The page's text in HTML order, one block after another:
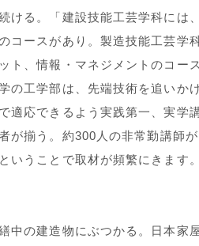
る。「建設技能工芸学科には
コースがあり。製造技能工芸学
ト、情報・マネジメントのコー
工学部は、先端技術を追いか
適応できるよう実践第一、実学
揃う。約300人の非常勤講師
いうことで取材が頻繁にきます
中の建造物にぶつかる。日本家